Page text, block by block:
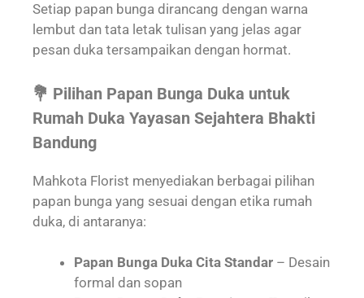
Setiap papan bunga dirancang dengan warna
lembut dan tata letak tulisan yang jelas agar
pesan duka tersampaikan dengan hormat.
💐 Pilihan Papan Bunga Duka untuk
Rumah Duka Yayasan Sejahtera Bhakti
Bandung
Mahkota Florist menyediakan berbagai pilihan
papan bunga yang sesuai dengan etika rumah
duka, di antaranya:
Papan Bunga Duka Cita Standar – Desain
formal dan sopan